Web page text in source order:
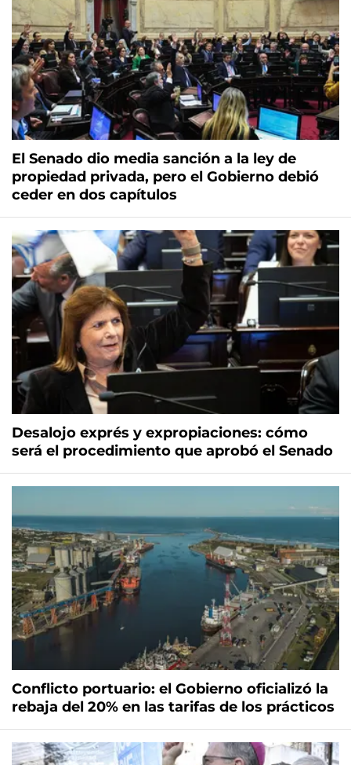
El Senado dio media sanción a la ley de
propiedad privada, pero el Gobierno debió
ceder en dos capítulos
Desalojo exprés y expropiaciones: cómo
será el procedimiento que aprobó el Senado
Conflicto portuario: el Gobierno oficializó la
rebaja del 20% en las tarifas de los prácticos